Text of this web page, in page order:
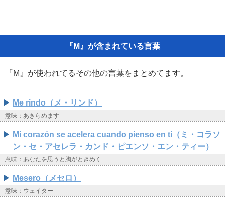
『M』が含まれている言葉
『M』が使われてるその他の言葉をまとめてます。
Me rindo（メ・リンド）
意味：あきらめます
Mi corazón se acelera cuando pienso en ti（ミ・コラソ
ン・セ・アセレラ・カンド・ピエンソ・エン・ティー）
意味：あなたを思うと胸がときめく
Mesero（メセロ）
意味：ウェイター